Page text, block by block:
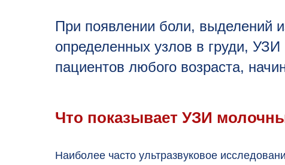
При появлении боли, выделений
определенных узлов в груди,
пациентов любого возраста,
Что показывает УЗИ
Наиболее часто ультразвуковое